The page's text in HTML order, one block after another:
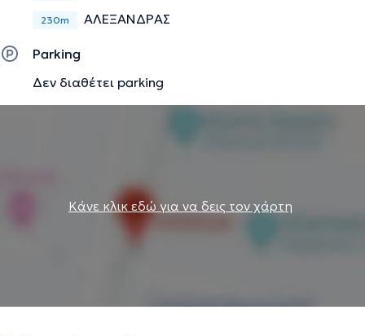
230m ΑΛΕΞΑΝΔΡΑΣ
Parking
Δεν διαθέτει parking
Κάνε κλικ εδώ για να δεις τον χάρτη